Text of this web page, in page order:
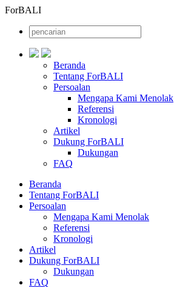
ForBALI
Beranda
Tentang ForBALI
Persoalan
Mengapa Kami Menolak
Referensi
Kronologi
Artikel
Dukung ForBALI
Dukungan
FAQ
Beranda
Tentang ForBALI
Persoalan
Mengapa Kami Menolak
Referensi
Kronologi
Artikel
Dukung ForBALI
Dukungan
FAQ